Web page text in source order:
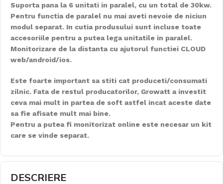
Suporta pana la 6 unitati in paralel, cu un total de 30kw.
Pentru functia de paralel nu mai aveti nevoie de niciun
modul separat. In cutia produsului sunt incluse toate
accesoriile pentru a putea lega unitatile in paralel.
Monitorizare de la distanta cu ajutorul functiei CLOUD
web/android/ios.
Este foarte important sa stiti cat produceti/consumati
zilnic. Fata de restul producatorilor, Growatt a investit
ceva mai mult in partea de soft astfel incat aceste date
sa fie afisate mult mai bine.
Pentru a putea fi monitorizat online este necesar un kit
care se vinde separat.
DESCRIERE